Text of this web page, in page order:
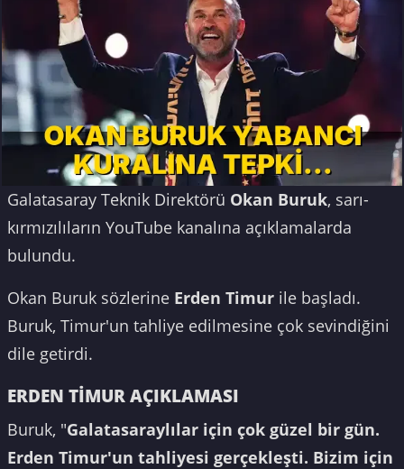
Galatasaray Teknik Direktörü Okan Buruk, sarı-
kırmızılıların YouTube kanalına açıklamalarda
bulundu.
Okan Buruk sözlerine Erden Timur ile başladı.
Buruk, Timur'un tahliye edilmesine çok sevindiğini
dile getirdi.
ERDEN TİMUR AÇIKLAMASI
Buruk, "Galatasaraylılar için çok güzel bir gün.
Erden Timur'un tahliyesi gerçekleşti. Bizim için